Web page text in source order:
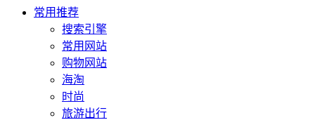
常用推荐
搜索引擎
常用网站
购物网站
海淘
时尚
旅游出行